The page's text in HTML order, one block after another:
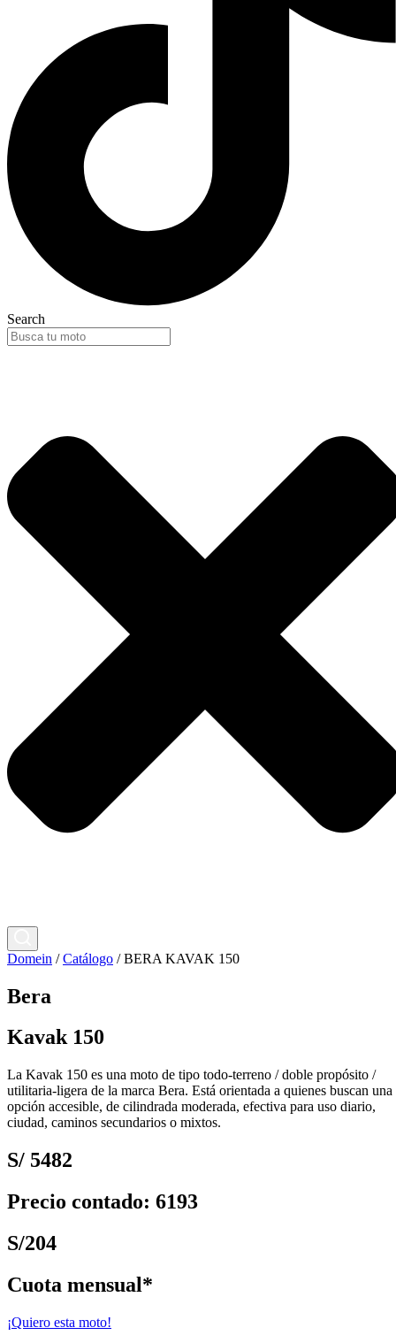
Search
Domein / Catálogo / BERA KAVAK 150
Bera
Kavak 150
La Kavak 150 es una moto de tipo todo‑terreno / doble propósito /
utilitaria‑ligera de la marca Bera. Está orientada a quienes buscan una
opción accesible, de cilindrada moderada, efectiva para uso diario,
ciudad, caminos secundarios o mixtos.
S/ 5482
Precio contado: 6193
S/204
Cuota mensual*
¡Quiero esta moto!